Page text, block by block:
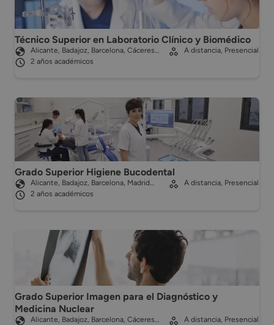
Técnico Superior en Laboratorio Clínico y Biomédico
Alicante, Badajoz, Barcelona, Cáceres…
2 años académicos
A distancia, Presencial
Grado Superior Higiene Bucodental
Alicante, Badajoz, Barcelona, Madrid…
2 años académicos
A distancia, Presencial
Grado Superior Imagen para el Diagnóstico y
Medicina Nuclear
Alicante, Badajoz, Barcelona, Cáceres…
A distancia, Presencial